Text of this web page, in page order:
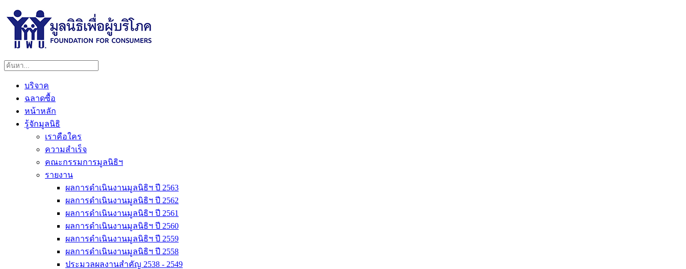
บริจาค
ฉลาดซื้อ
หน้าหลัก
รู้จักมูลนิธิ
เราคือใคร
ความสำเร็จ
คณะกรรมการมูลนิธิฯ
รายงาน
ผลการดำเนินงานมูลนิธิฯ ปี 2563
ผลการดำเนินงานมูลนิธิฯ ปี 2562
ผลการดำเนินงานมูลนิธิฯ ปี 2561
ผลการดำเนินงานมูลนิธิฯ ปี 2560
ผลการดำเนินงานมูลนิธิฯ ปี 2559
ผลการดำเนินงานมูลนิธิฯ ปี 2558
ประมวลผลงานสำคัญ 2538 - 2549